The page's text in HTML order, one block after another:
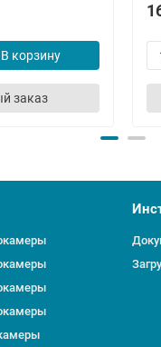
В корзину
заказ